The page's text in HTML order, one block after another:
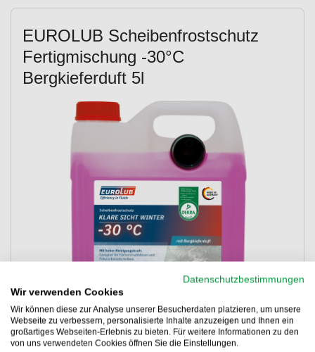
EUROLUB Scheibenfrostschutz
Fertigmischung -30°C
Bergkieferduft 5l
Datenschutzbestimmungen
Wir verwenden Cookies
Wir können diese zur Analyse unserer Besucherdaten platzieren, um unsere
Webseite zu verbessern, personalisierte Inhalte anzuzeigen und Ihnen ein
großartiges Webseiten-Erlebnis zu bieten. Für weitere Informationen zu den
von uns verwendeten Cookies öffnen Sie die Einstellungen.